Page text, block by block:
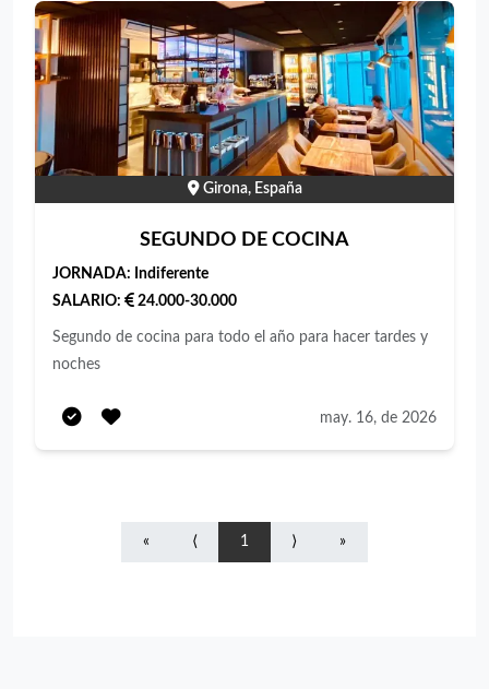
Girona, España
SEGUNDO DE COCINA
JORNADA: Indiferente
SALARIO:
24.000-30.000
Segundo de cocina para todo el año para hacer tardes y
noches
may. 16, de 2026
« ⟨ 1 ⟩ »